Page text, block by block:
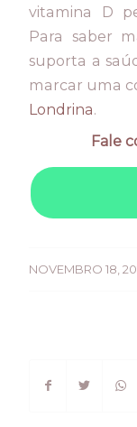
vitamina D
Para saber
suporta a
marcar uma
Londrina.
Fale
NOVEMBRO 18,
/